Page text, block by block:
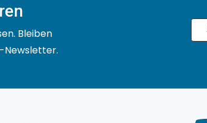
Bleiben
Newsletter.